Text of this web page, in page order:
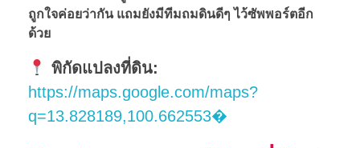
ถูกใจค่อยว่ากัน แถมยังมีทีมถมดินดีๆ ไว้ซัพพอร์ตอีก
ด้วย
พิกัดแปลงที่ดิน:
https://maps.google.com/maps?
q=13.828189,100.662553�